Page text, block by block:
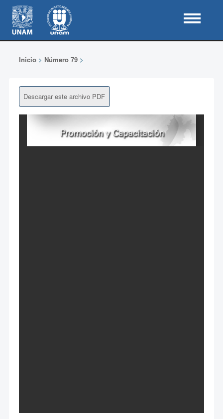
Inicio> Número 79>
Descargar este archivo PDF